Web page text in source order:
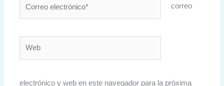
electrónico*
correo
electrónico y web en este navegador para la próxima